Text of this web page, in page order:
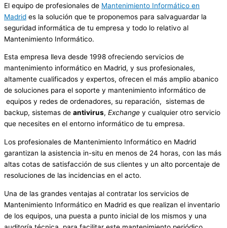
El equipo de profesionales de Mantenimiento Informático en
Madrid es la solución que te proponemos para salvaguardar la
seguridad informática de tu empresa y todo lo relativo al
Mantenimiento Informático.
Esta empresa lleva desde 1998 ofreciendo servicios de
mantenimiento informático en Madrid, y sus profesionales,
altamente cualificados y expertos, ofrecen el más amplio abanico
de soluciones para el soporte y mantenimiento informático de
equipos y redes de ordenadores, su reparación, sistemas de
backup, sistemas de antivirus, Exchange y cualquier otro servicio
que necesites en el entorno informático de tu empresa.
Los profesionales de Mantenimiento Informático en Madrid
garantizan la asistencia in-situ en menos de 24 horas, con las más
altas cotas de satisfacción de sus clientes y un alto porcentaje de
resoluciones de las incidencias en el acto.
Una de las grandes ventajas al contratar los servicios de
Mantenimiento Informático en Madrid es que realizan el inventario
de los equipos, una puesta a punto inicial de los mismos y una